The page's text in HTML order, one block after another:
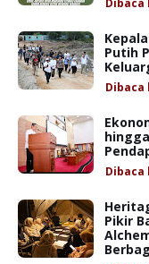
Dibaca
Putih
Dibaca
Dibaca
Pikir